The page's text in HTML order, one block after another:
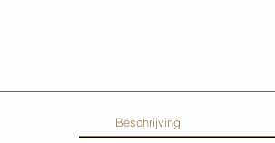
Beschrijving